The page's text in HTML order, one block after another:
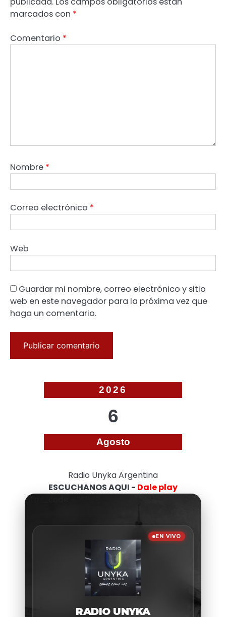
marcados con *
Comentario *
Nombre *
Correo electrónico *
Web
Guardar mi nombre, correo electrónico y sitio
web en este navegador para la próxima vez que
haga un comentario.
2026
6
Agosto
Radio Unyka Argentina
ESCUCHANOS AQUI - Dale play